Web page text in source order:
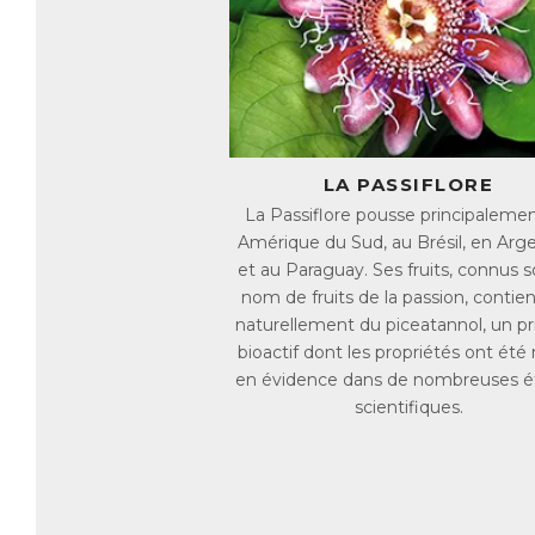
la
LA PASSIFLORE
La Passiflore pousse
Amérique du Sud, au Brésil, en
et au Paraguay. Ses fruits, connus
nom de fruits de la passion,
naturellement du piceatannol, un
bioactif dont les propriétés ont été
en évidence dans de nombreuses
scientifiques.